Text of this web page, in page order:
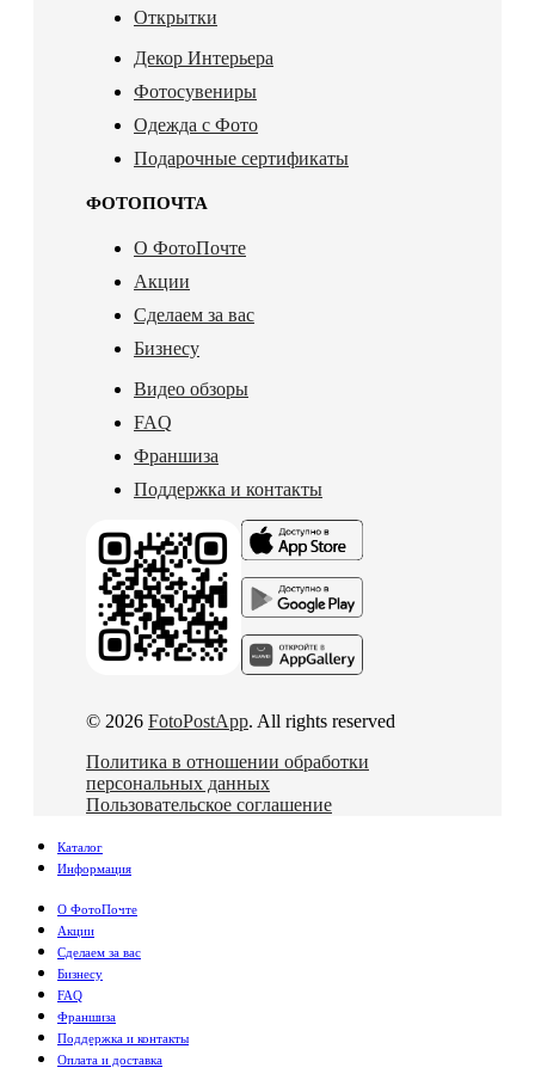
Открытки
Декор Интерьера
Фотосувениры
Одежда с Фото
Подарочные сертификаты
ФОТОПОЧТА
О ФотоПочте
Акции
Сделаем за вас
Бизнесу
Видео обзоры
FAQ
Франшиза
Поддержка и контакты
© 2026 FotoPostApp. All rights reserved
Политика в отношении обработки
персональных данных
Пользовательское соглашение
Каталог
Информация
О ФотоПочте
Акции
Сделаем за вас
Бизнесу
FAQ
Франшиза
Поддержка и контакты
Оплата и доставка